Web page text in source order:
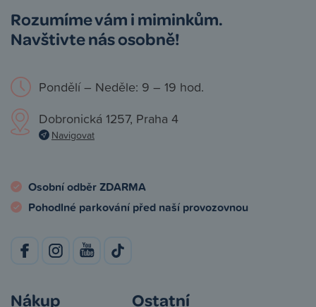
Rozumíme vám i miminkům.
Navštivte nás osobně!
Pondělí – Neděle: 9 – 19 hod.
Dobronická 1257, Praha 4
Navigovat
Osobní odběr ZDARMA
Pohodlné parkování před naší provozovnou
Nákup Ostatní